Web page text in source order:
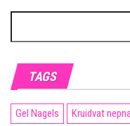
naar:
TAGS
Gel Nagels Kruidvat